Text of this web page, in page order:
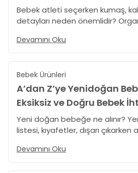
Bebek atleti seçerken kumaş,
detayları neden önemlidir?
Devamını Oku
Bebek Ürünleri
A’dan Z’ye Yenidoğan
Eksiksiz ve Doğru Bebek
Yeni doğan bebeğe ne alınır?
listesi, kıyafetler, dışarı çıkarken
Devamını Oku